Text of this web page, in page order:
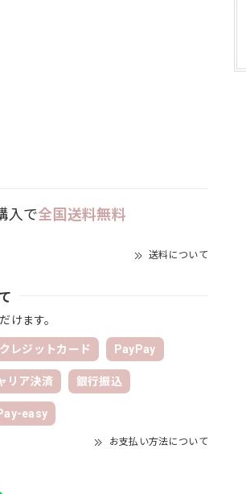
入で全国送料無料
送料について
けます。
クレジットカード PayPay
リア決済 銀行振込
easy
お支払い方法について